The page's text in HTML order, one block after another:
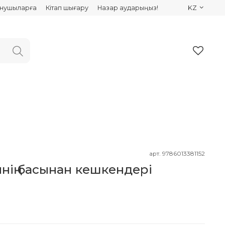
Кітап шығару Назар аударыңыз! KZ
арт. 9786013381152
басынан кешкендері